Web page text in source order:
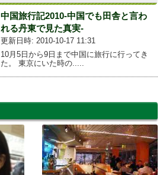
中国旅行記2010-中国でも田舎と言わ
れる丹東で見た真実-
更新日時: 2010-10-17 11:31
10月5日から9日まで中国に旅行に行ってき
た。 東京にいた時の.....